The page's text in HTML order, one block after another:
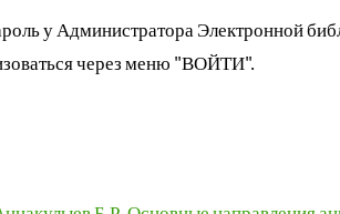
у Администратора Электронной
через меню "ВОЙТИ".